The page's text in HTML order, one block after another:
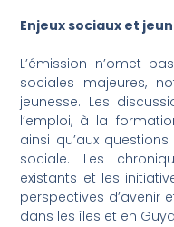
Enjeux sociaux et
L’émission n’omet
sociales majeures,
jeunesse. Les
l’emploi, à la
ainsi qu’aux
sociale. Les
existants et les
perspectives d’avenir
dans les îles et en